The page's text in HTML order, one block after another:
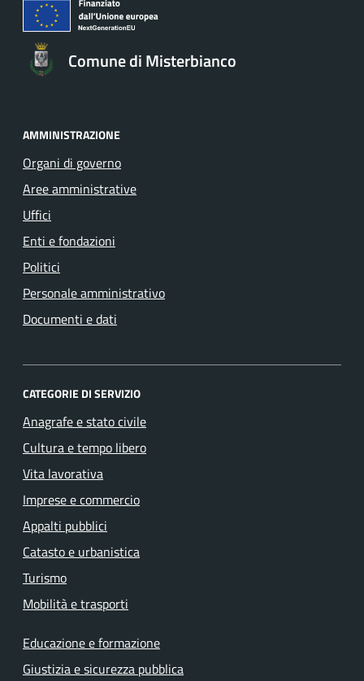
Comune di Misterbianco
AMMINISTRAZIONE
Organi di governo
Aree amministrative
Uffici
Enti e fondazioni
Politici
Personale amministrativo
Documenti e dati
CATEGORIE DI SERVIZIO
Anagrafe e stato civile
Cultura e tempo libero
Vita lavorativa
Imprese e commercio
Appalti pubblici
Catasto e urbanistica
Turismo
Mobilità e trasporti
Educazione e formazione
Giustizia e sicurezza pubblica